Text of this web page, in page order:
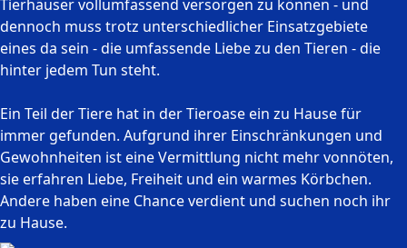
Tierhäuser vollumfassend versorgen zu können - und
dennoch muss trotz unterschiedlicher Einsatzgebiete
eines da sein - die umfassende Liebe zu den Tieren - die
hinter jedem Tun steht.
Ein Teil der Tiere hat in der Tieroase ein zu Hause für
immer gefunden. Aufgrund ihrer Einschränkungen und
Gewohnheiten ist eine Vermittlung nicht mehr vonnöten,
sie erfahren Liebe, Freiheit und ein warmes Körbchen.
Andere haben eine Chance verdient und suchen noch ihr
zu Hause.